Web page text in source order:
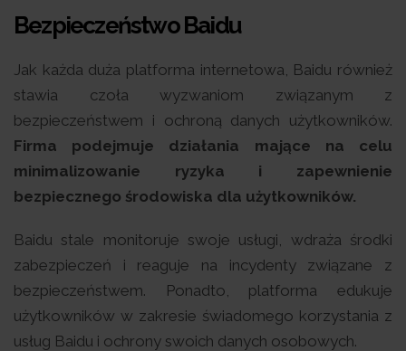
Bezpieczeństwo Baidu
Jak każda duża platforma internetowa, Baidu również
stawia czoła wyzwaniom związanym z
bezpieczeństwem i ochroną danych użytkowników.
Firma podejmuje działania mające na celu
minimalizowanie ryzyka i zapewnienie
bezpiecznego środowiska dla użytkowników.
Baidu stale monitoruje swoje usługi, wdraża środki
zabezpieczeń i reaguje na incydenty związane z
bezpieczeństwem. Ponadto, platforma edukuje
użytkowników w zakresie świadomego korzystania z
usług Baidu i ochrony swoich danych osobowych.